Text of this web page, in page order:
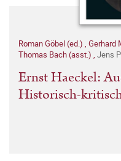
Roman Göbel (ed.) , Gerhard
Thomas Bach (asst.) , Jens
Ernst Haeckel:
Historisch-